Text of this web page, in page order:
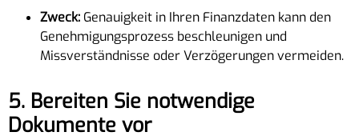
Zweck: Genauigkeit in Ihren Finanzdaten kann den
Genehmigungsprozess beschleunigen und
Missverständnisse oder Verzögerungen vermeiden.
5. Bereiten Sie notwendige
Dokumente vor